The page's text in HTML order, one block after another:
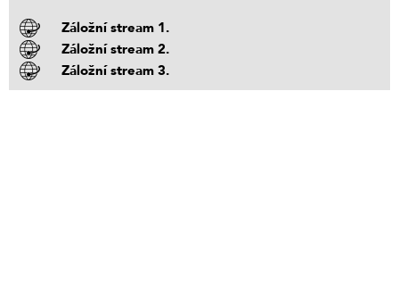
Záložní stream 1.
Záložní stream 2.
Záložní stream 3.